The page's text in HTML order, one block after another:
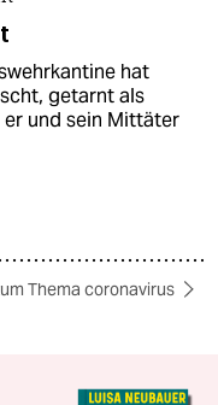
hat
getarnt als
und sein Mittäter
Thema coronavirus